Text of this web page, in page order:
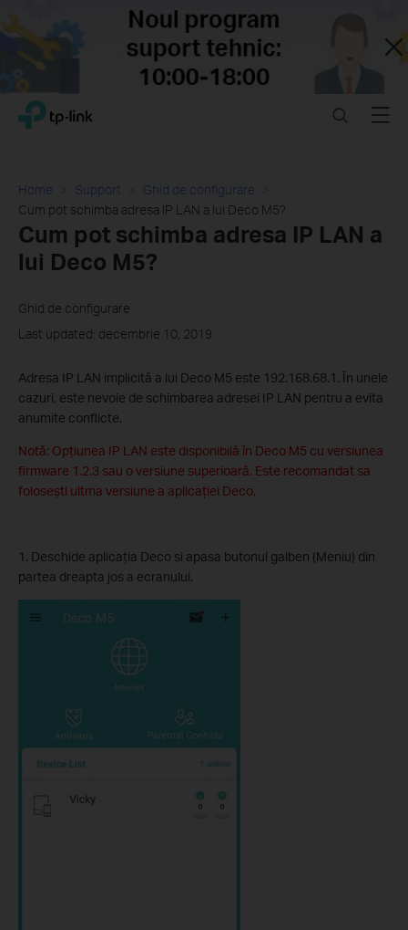
Close
Click
navigation
TP-Link, Reliably Smart SearchMenu
Home Support
Ghid de configurare
Cum pot schimba adresa IP LAN a lui Deco M5?
Cum pot schimba adresa IP LAN a
lui Deco M5?
Ghid de configurare
Last updated: decembrie 10, 2019
Adresa IP LAN implicită a lui Deco M5 este 192.168.68.1. În unele
cazuri, este nevoie de schimbarea adresei IP LAN pentru a evita
anumite conflicte.
Notă: Opțiunea IP LAN este disponibilă în Deco M5 cu versiunea
firmware 1.2.3 sau o versiune superioară. Este recomandat sa
folosești ultma versiune a aplicației Deco.
1. Deschide aplicația Deco si apasa butonul galben (Meniu) din
partea dreapta jos a ecranului.